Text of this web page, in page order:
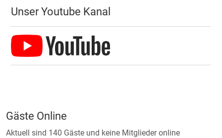
Unser Youtube Kanal
Gäste Online
Aktuell sind 140 Gäste und keine Mitglieder online